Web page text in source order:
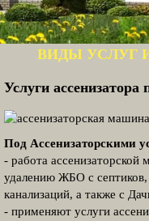
ВИДЫ УСЛУГ
Услуги
Под Ассенизаторскими
- работа
удалению ЖБО с
канализаций, а также с
- применяют услуги